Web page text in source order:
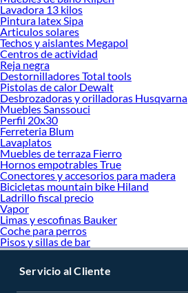
Lavadora 13 kilos
Pintura latex Sipa
Articulos solares
Techos y aislantes Megapol
Centros de actividad
Reja negra
Destornilladores Total tools
Pistolas de calor Dewalt
Desbrozadoras y orilladoras Husqvarna
Muebles Sanssouci
Perfil 20x30
Ferreteria Blum
Lavaplatos
Muebles de terraza Fierro
Hornos empotrables True
Conectores y accesorios para madera
Bicicletas mountain bike Hiland
Ladrillo fiscal precio
Vapor
Limas y escofinas Bauker
Coche para perros
Pisos y sillas de bar
Servicio al Cliente